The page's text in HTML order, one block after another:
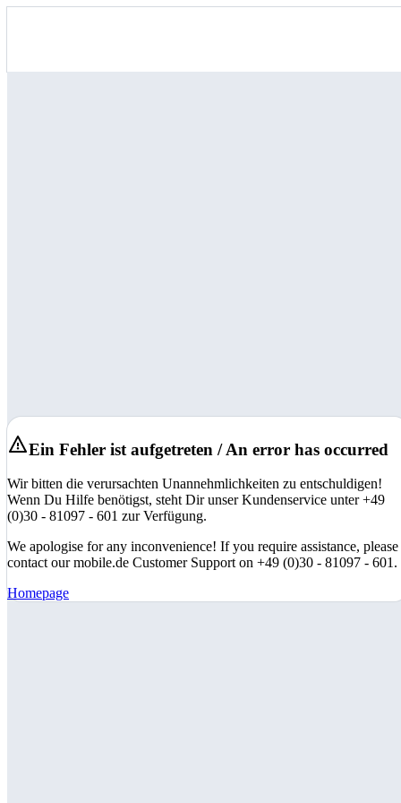
Ein Fehler ist aufgetreten / An error has occurred
Wir bitten die verursachten Unannehmlichkeiten zu entschuldigen!
Wenn Du Hilfe benötigst, steht Dir unser Kundenservice unter +49
(0)30 - 81097 - 601 zur Verfügung.
We apologise for any inconvenience! If you require assistance, please
contact our mobile.de Customer Support on +49 (0)30 - 81097 - 601.
Homepage